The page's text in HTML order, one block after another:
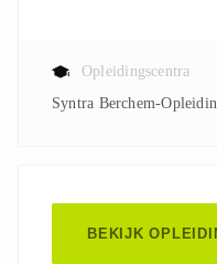
Opleidingscentra
Syntra Berchem-
BEKIJK